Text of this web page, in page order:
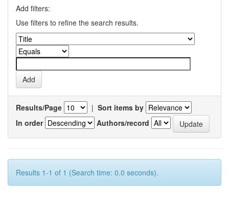
Add filters:
Use filters to refine the search results.
Results/Page | Sort items by
In order
Authors/record
Results 1-1 of 1 (Search time: 0.0 seconds).